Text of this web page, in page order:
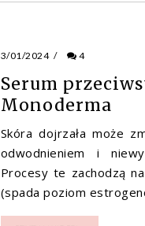
3/01/2024 / 4
Serum
Monoderma
Skóra dojrzała może
odwodnieniem i
Procesy te zachodzą
(spada poziom